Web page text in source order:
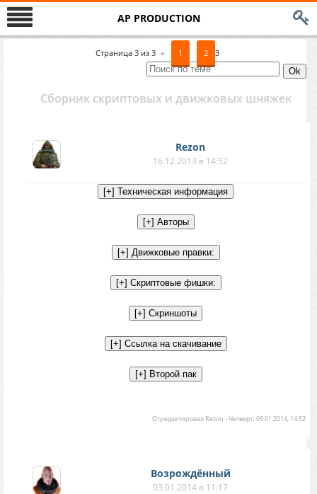
AP PRODUCTION
Страница 3 из 3 « 1 2 3
Сборник скриптовых и движковых шняжек
Rezon
16.12.2013 в 14:52
Отредактировал Rezon -Четверг, 09.01.2014, 14:52
Возрождённый
03.01.2014 в 11:17